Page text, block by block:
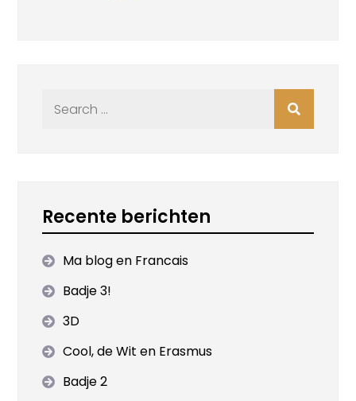
Recente berichten
Ma blog en Francais
Badje 3!
3D
Cool, de Wit en Erasmus
Badje 2